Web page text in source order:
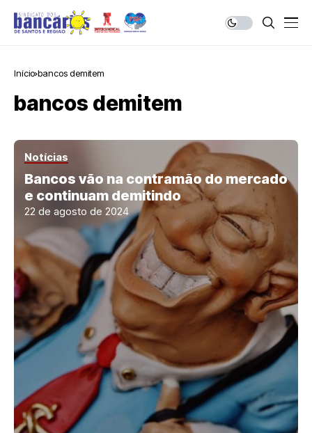
Início bancos demitem
bancos demitem
Notícias
Bancos vão na contramão do mercado
e continuam demitindo
22 de agosto de 2024